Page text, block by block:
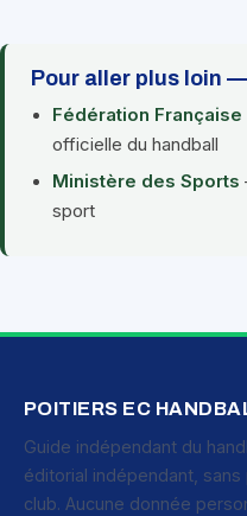
Pour aller plus loin
Fédération
officielle du handball
Ministère des Sports
sport
POITIERS EC
Guide indépendant du
éditorial indépendant,
club. Aucune donnée